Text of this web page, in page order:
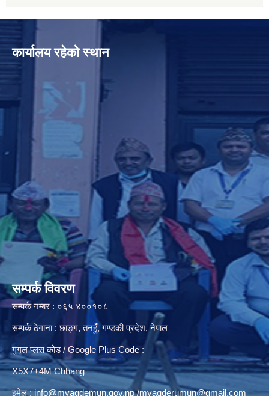
कार्यालय रहेको स्थान
सम्पर्क विवरण
सम्पर्क नम्बर : ०६५ ४००१०८
सम्पर्क ठेगाना : छाङ्ग, तनहुँ, गण्डकी प्रदेश, नेपाल
गुगल प्लस कोड / Google Plus Code :
X5X7+4M Chhang
इमेल :info@myagdemun.gov.np/myagderumun@gmail.com